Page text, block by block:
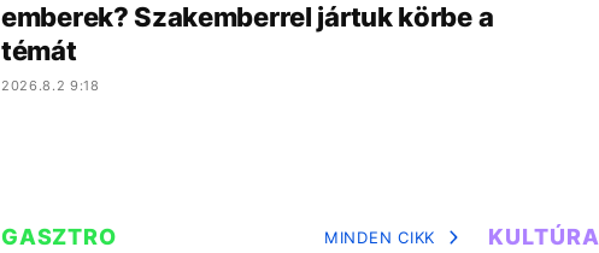
emberek? Szakemberrel jártuk körbe a
témát
2026.8.2 9:18
GASZTRO MINDEN CIKK KULTÚRA